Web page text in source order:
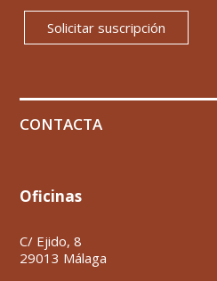
Solicitar suscripción
CONTACTA
Oficinas
C/ Ejido, 8
29013 Málaga